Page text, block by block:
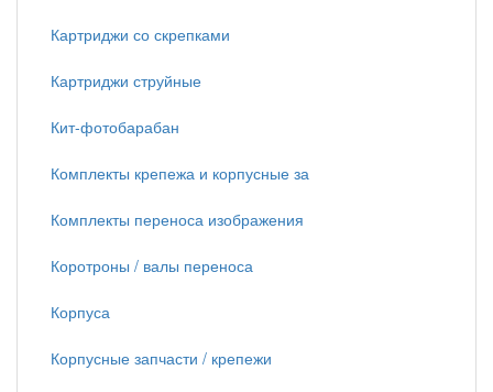
Картриджи со скрепками
Картриджи струйные
Кит-фотобарабан
Комплекты крепежа и корпусные за
Комплекты переноса изображения
Коротроны / валы переноса
Корпуса
Корпусные запчасти / крепежи